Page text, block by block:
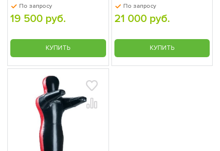
По запросу
19 500 руб.
КУПИТЬ
По запросу
21 000 руб.
КУПИТЬ